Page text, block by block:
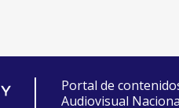
Portal de
Audiovisual